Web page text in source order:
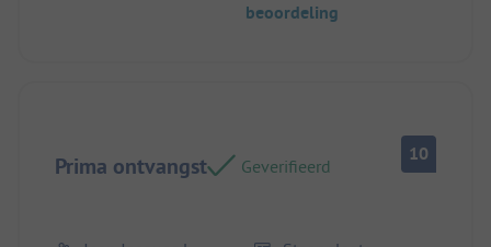
beoordeling
Prima ontvangst Geverifieerd
10